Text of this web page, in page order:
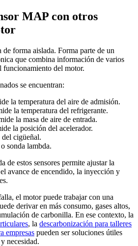
MAP con otros
forma aislada. Forma parte de un
que combina información de varios
funcionamiento del motor.
se encuentran:
la temperatura del aire de admisión.
la temperatura del refrigerante.
la masa de aire de entrada.
la posición del acelerador.
del cigüeñal.
sonda lambda.
de estos sensores permite ajustar la
avance de encendido, la inyección y
el motor puede trabajar con una
derivar en más consumo, gases altos,
de carbonilla. En ese contexto, la
, la descarbonización para talleres
empresas pueden ser soluciones útiles
necesidad.